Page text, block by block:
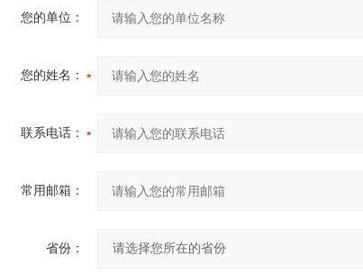
您的单位：
您的姓名：
联系电话：
常用邮箱：
省份：